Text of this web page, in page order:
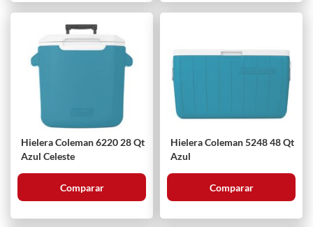
Hielera Coleman 6220 28 Qt
Azul Celeste
Comparar
Hielera Coleman 5248 48 Qt
Azul
Comparar